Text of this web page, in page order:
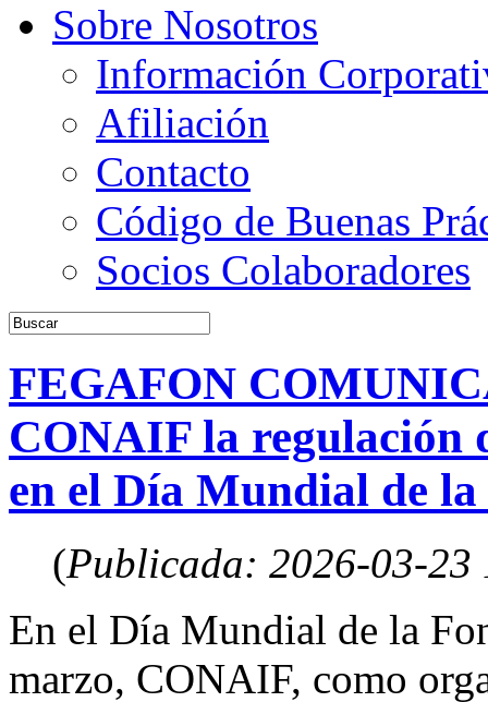
Sobre Nosotros
Información
Afiliación
Contacto
Código de Buenas
Socios Colaboradores
FEGAFON
CONAIF la regulación
en el Día Mundial de
(Publicada: 2026-03-23
En el Día Mundial de la
marzo, CONAIF, como